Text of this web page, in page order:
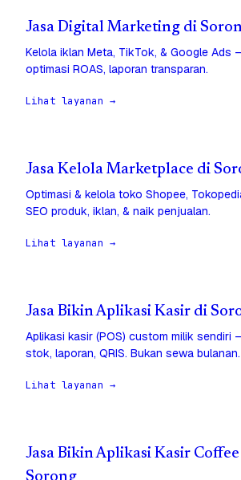
Jasa Digital Marketing di
Kelola iklan Meta, TikTok, & Google Ads
optimasi ROAS, laporan transparan.
Lihat layanan →
Jasa Kelola Marketplace di
Optimasi & kelola toko Shopee,
SEO produk, iklan, & naik penjualan.
Lihat layanan →
Jasa Bikin Aplikasi Kasir di
Aplikasi kasir (POS) custom milik sendiri
stok, laporan, QRIS. Bukan sewa bulanan.
Lihat layanan →
Jasa Bikin Aplikasi Kasir